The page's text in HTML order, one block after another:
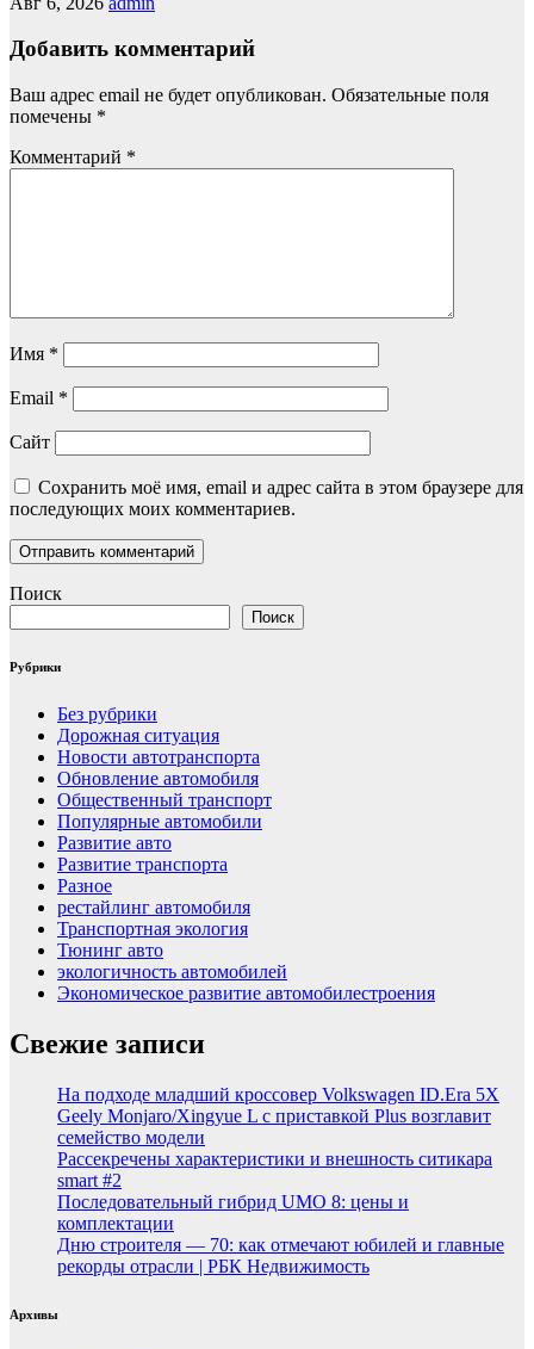
Добавить комментарий
Ваш адрес email не будет опубликован. Обязательные поля
помечены *
Комментарий *
Имя *
Email *
Сайт
Сохранить моё имя, email и адрес сайта в этом браузере для
последующих моих комментариев.
Поиск
Поиск
Рубрики
Без рубрики
Дорожная ситуация
Новости автотранспорта
Обновление автомобиля
Общественный транспорт
Популярные автомобили
Развитие авто
Развитие транспорта
Разное
рестайлинг автомобиля
Транспортная экология
Тюнинг авто
экологичность автомобилей
Экономическое развитие автомобилестроения
Свежие записи
На подходе младший кроссовер Volkswagen ID.Era 5X
Geely Monjaro/Xingyue L с приставкой Plus возглавит
семейство модели
Рассекречены характеристики и внешность ситикара
smart #2
Последовательный гибрид UMO 8: цены и
комплектации
Дню строителя — 70: как отмечают юбилей и главные
рекорды отрасли | РБК Недвижимость
Архивы